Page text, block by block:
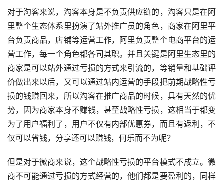
对于淘客来说，淘客本身是不负责供应链的，淘客只是在阿
里整个生态体系里扮演了站外推广员的角色，商家在阿里平
台负责商品，店铺等运营工作，阿里负责整个电商平台的运
营工作，每一个角色都各司其职。并且关键是阿里生态里的
商家是可以站外通过亏损的方式来引流的，等销量和基础评
价做出来以后，又可以通过站内运营的手段把前期战略性亏
损的钱赚回来，所以淘客在推广商品的时候，具有天然的优
势，因为商家本身不赚钱，甚至战略性亏损，这相当于都变
为了用户福利了，用户不仅有内部优惠券，而且有返利，不
仅可以省钱，分享还可以赚钱，何乐而不为呢？
但是对于微商来说，这个战略性亏损的平台模式不成立。微
商不可能通过亏损的方式经营的，他们都是要盈利的，同样